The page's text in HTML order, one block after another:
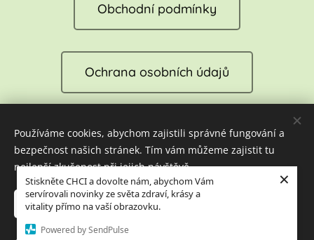
Stiskněte CHCI a dovolte nám, abychom Vám
servírovali novinky ze světa zdraví, krásy a
vitality přímo na vaší obrazovku.
Powered by SendPulse
×
Obchodní podmínky
Ochrana osobních údajů
Reklamace
Cookies
Používáme cookies, abychom zajistili správné fungování a
bezpečnost našich stránek. Tím vám můžeme zajistit tu
nejlepší zkušenost při jejich návštěvě.
Přijmout nezbytné Přijmout vše